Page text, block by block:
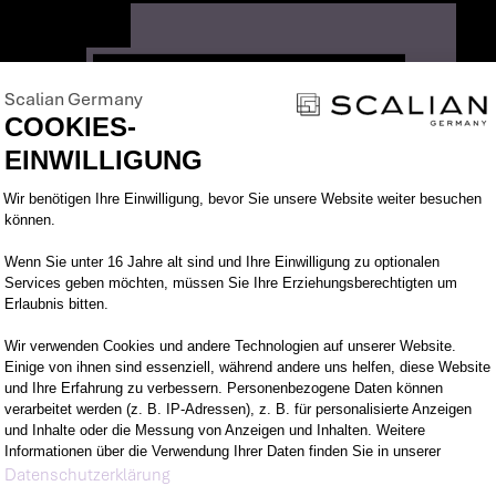
EMRE KÖKSALAN
Empowerment meets passion
Scalian Germany
COOKIES-
EINWILLIGUNG
Einwilligungsmanagementplattform:
Wir benötigen Ihre Einwilligung, bevor Sie unsere Website weiter besuchen
können.
Wenn Sie unter 16 Jahre alt sind und Ihre Einwilligung zu optionalen
Services geben möchten, müssen Sie Ihre Erziehungsberechtigten um
Erlaubnis bitten.
Wir verwenden Cookies und andere Technologien auf unserer Website.
Einige von ihnen sind essenziell, während andere uns helfen, diese Website
und Ihre Erfahrung zu verbessern. Personenbezogene Daten können
verarbeitet werden (z. B. IP-Adressen), z. B. für personalisierte Anzeigen
und Inhalte oder die Messung von Anzeigen und Inhalten. Weitere
Informationen über die Verwendung Ihrer Daten finden Sie in unserer
Datenschutzerklärung
Axeptio consent